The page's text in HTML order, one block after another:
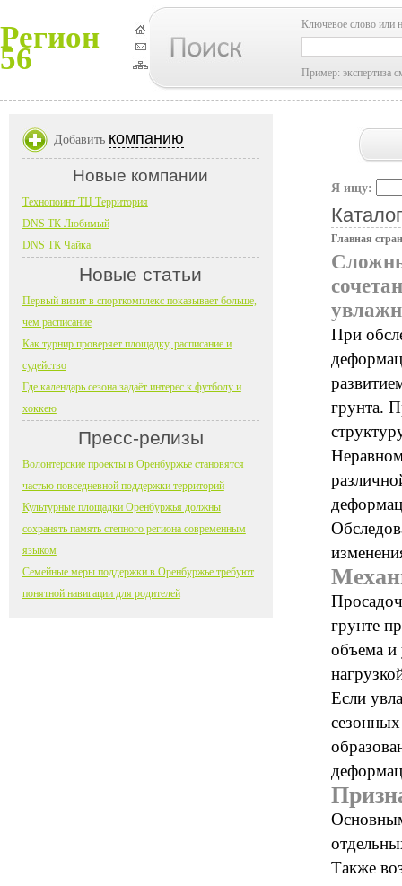
Регион
56
Ключевое слово или
Пример: экспертиза
Я ищу:
Главная
При
грунта.
грунте
объема и
Если
Также
Добавить компанию
Новые компании
Технопоинт ТЦ Территория
DNS ТК Любимый
DNS ТК Чайка
Новые статьи
Первый визит в спорткомплекс показывает больше,
чем расписание
Как турнир проверяет площадку, расписание и
судейство
Где календарь сезона задаёт интерес к футболу и
хоккею
Пресс-релизы
Волонтёрские проекты в Оренбуржье становятся
частью повседневной поддержки территорий
Культурные площадки Оренбуржья должны
сохранять память степного региона современным
языком
Семейные меры поддержки в Оренбуржье требуют
понятной навигации для родителей